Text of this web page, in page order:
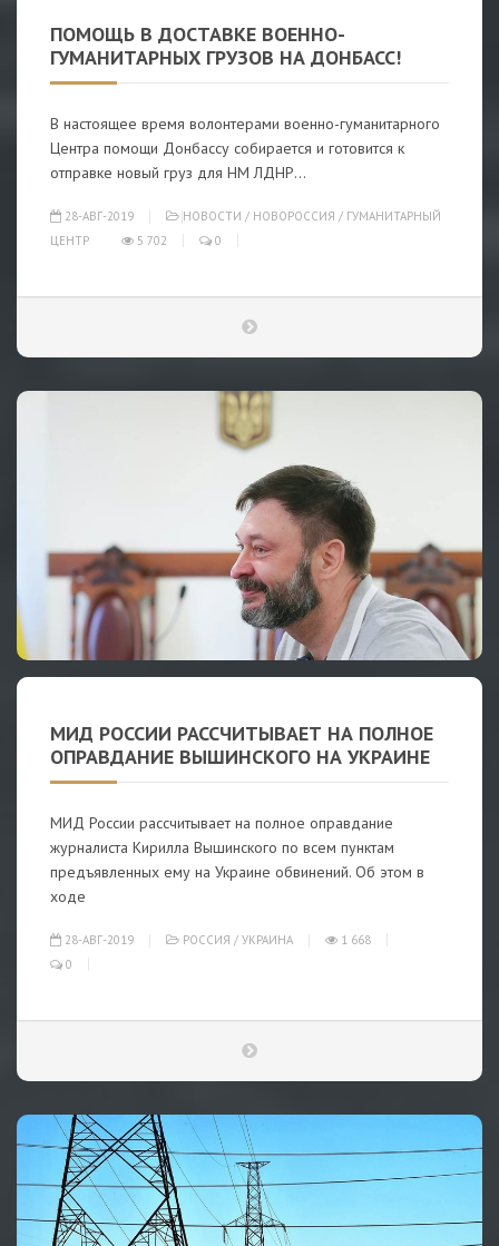
ПОМОЩЬ В ДОСТАВКЕ ВОЕННО-
ГУМАНИТАРНЫХ ГРУЗОВ НА ДОНБАСС!
В настоящее время волонтерами военно-гуманитарного
Центра помощи Донбассу собирается и готовится к
отправке новый груз для НМ ЛДНР...
28-АВГ-2019 НОВОСТИ / НОВОРОССИЯ / ГУМАНИТАРНЫЙ
ЦЕНТР
5 702 0
МИД РОССИИ РАССЧИТЫВАЕТ НА ПОЛНОЕ
ОПРАВДАНИЕ ВЫШИНСКОГО НА УКРАИНЕ
МИД России рассчитывает на полное оправдание
журналиста Кирилла Вышинского по всем пунктам
предъявленных ему на Украине обвинений. Об этом в
ходе
28-АВГ-2019 РОССИЯ / УКРАИНА
1 668
0